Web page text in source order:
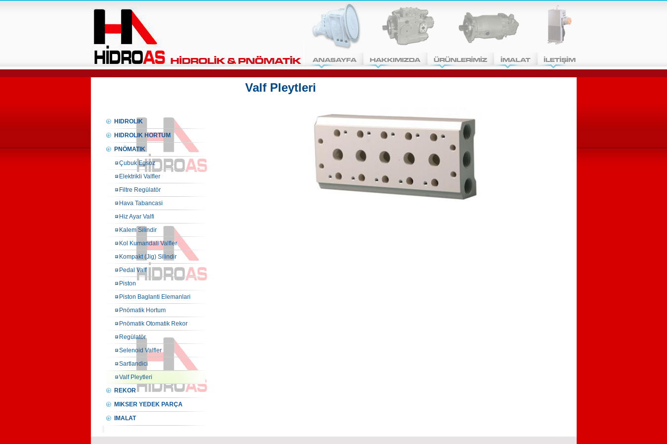
Valf Pleytleri
HIDROLIK
HIDROLIK HORTUM
PNÖMATIK
Çubuk Egsoz
Elektrikli Valfler
Filtre Regülatör
Hava Tabancasi
Hiz Ayar Valfi
Kalem Silindir
Kol Kumandali Valfler
Kompakt (Jig) Silindir
Pedal Valf
Piston
Piston Baglanti Elemanlari
Pnömatik Hortum
Pnömatik Otomatik Rekor
Regülatör
Selenoid Valfler
Sartlandici
Valf Pleytleri
REKOR
MIKSER YEDEK PARÇA
IMALAT